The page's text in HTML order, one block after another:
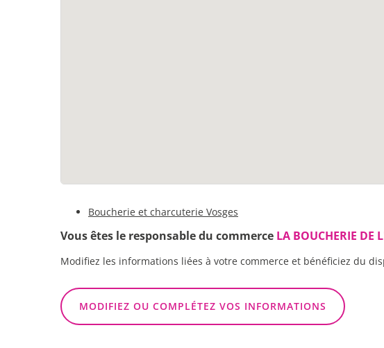
Boucherie et charcuterie Vosges
Vous êtes le responsable du commerce LA BOUCHERIE DE
Modifiez les informations liées à votre commerce et bénéficiez du
MODIFIEZ OU COMPLÉTEZ VOS INFORMATIONS